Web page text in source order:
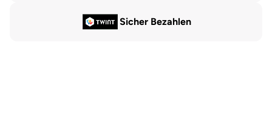
Sicher Bezahlen